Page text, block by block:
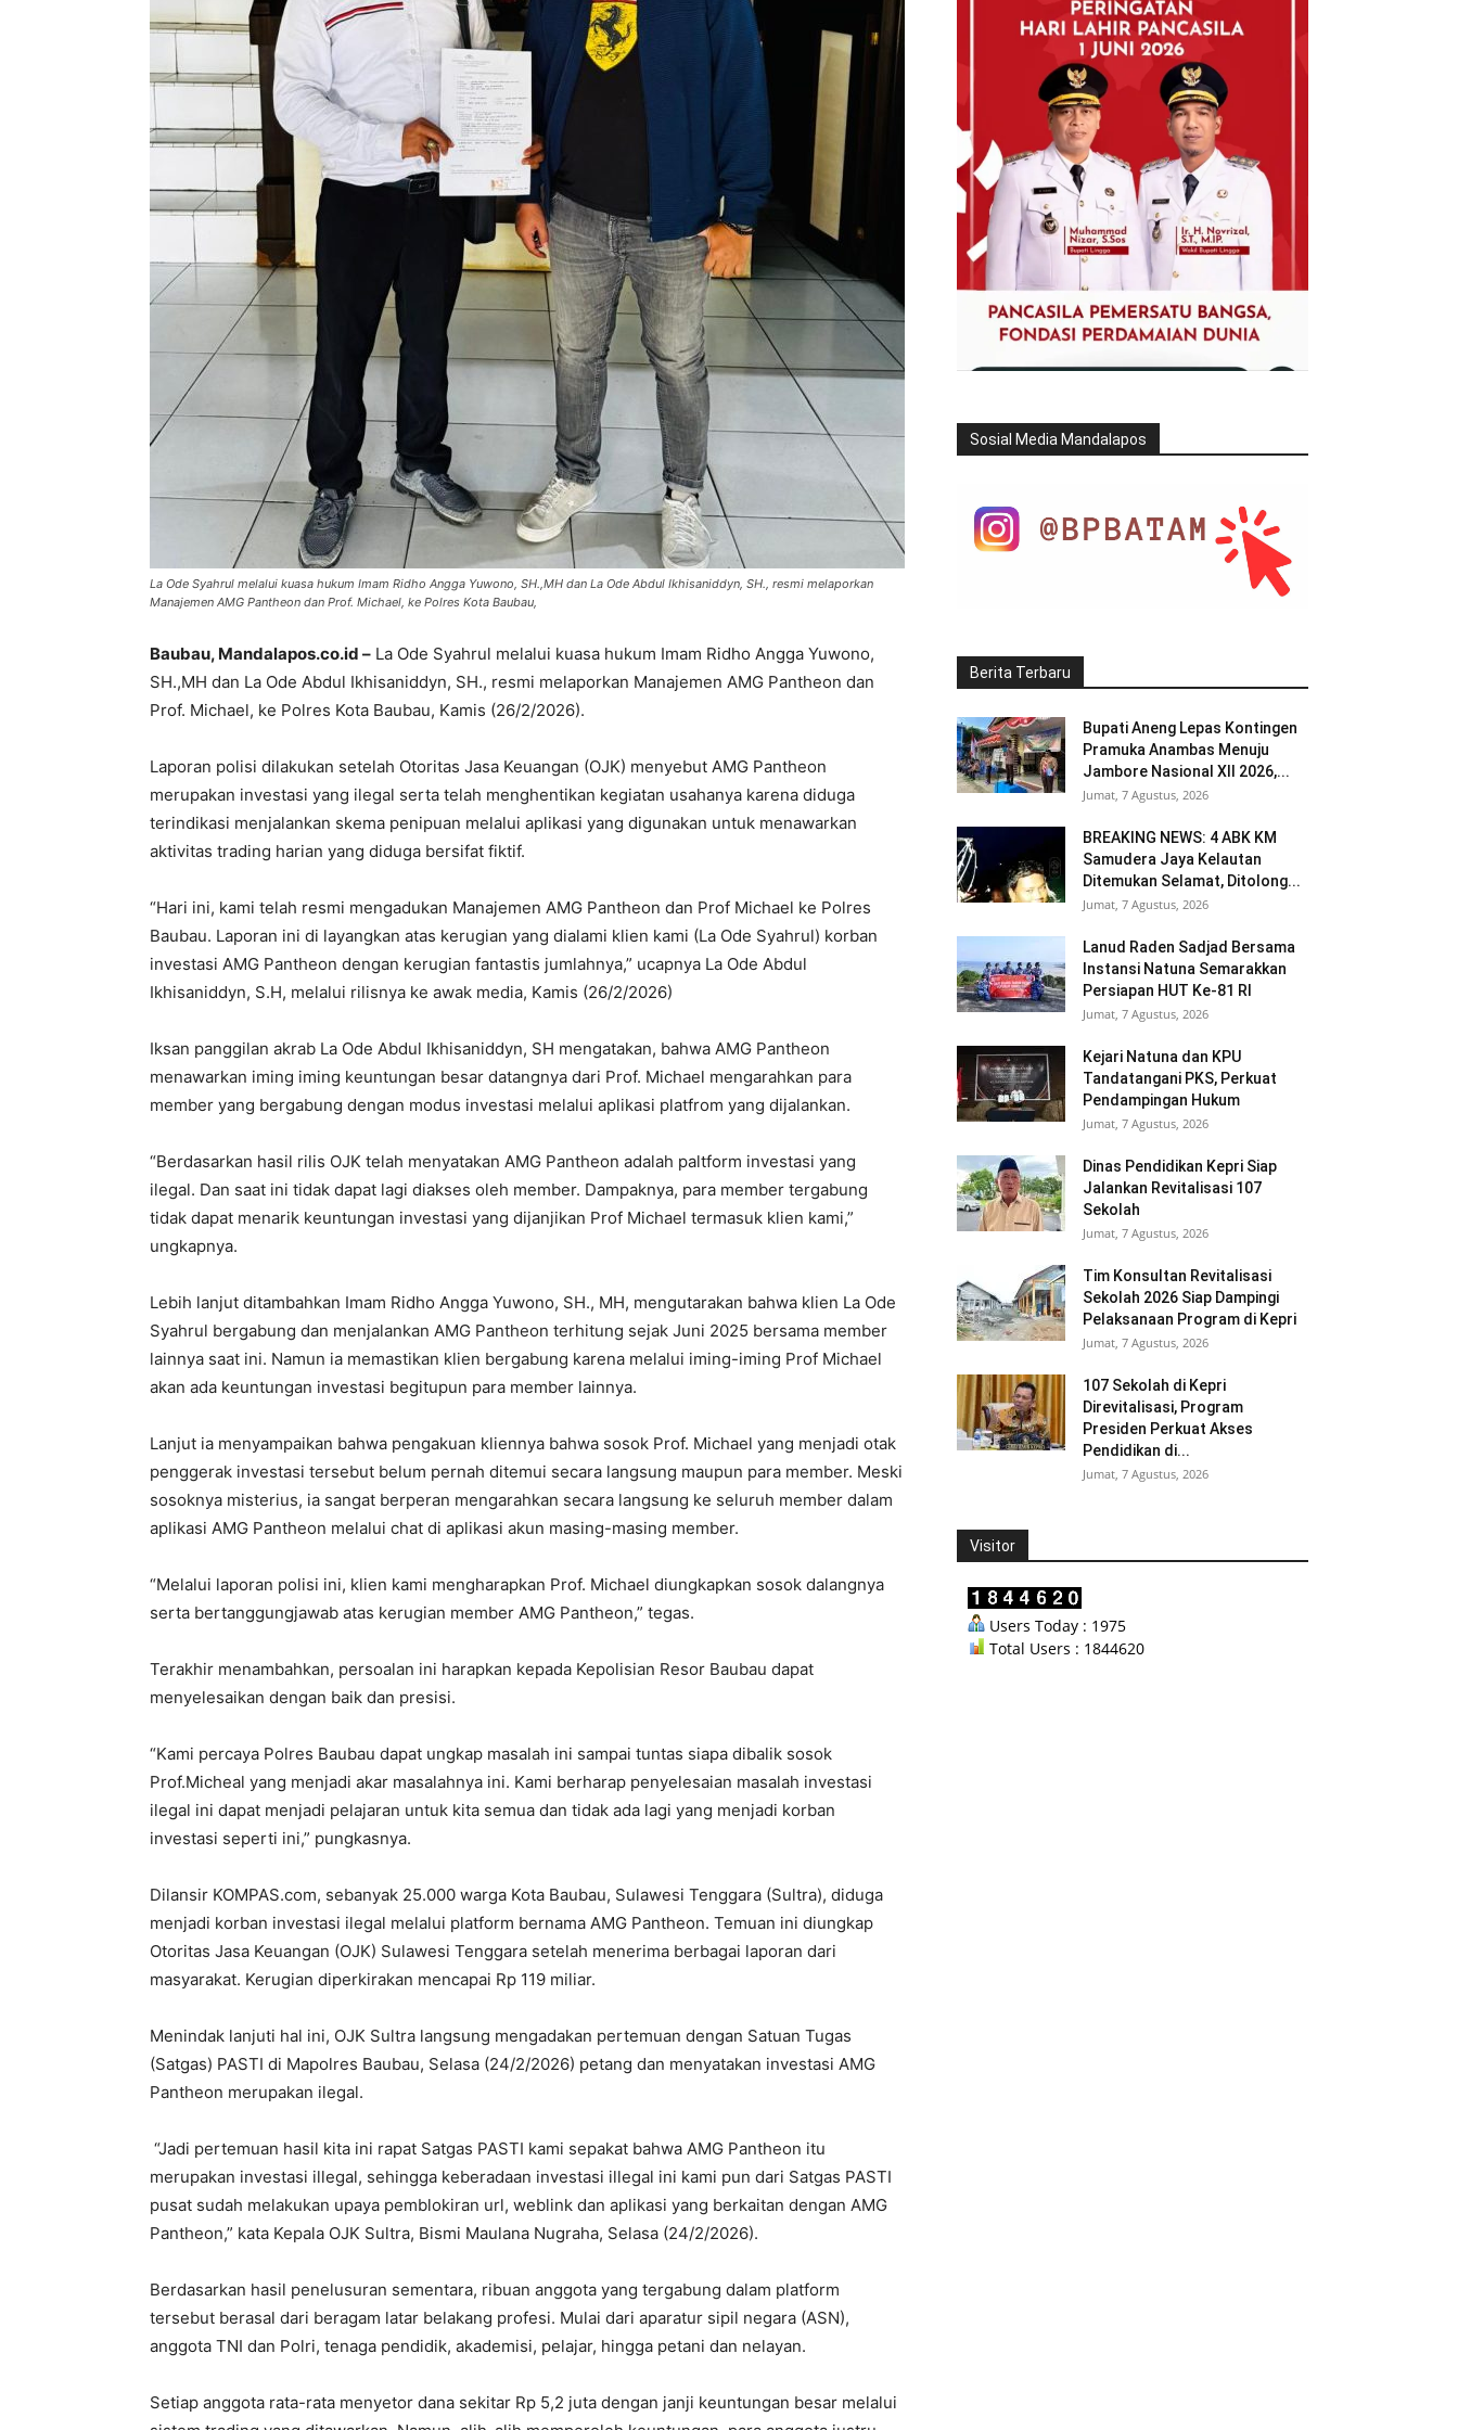
La Ode Syahrul melalui kuasa hukum Imam Ridho Angga Yuwono, SH.,MH dan La Ode Abdul Ikhisaniddyn, SH., resmi melaporkan
Manajemen AMG Pantheon dan Prof. Michael, ke Polres Kota Baubau,
Baubau, Mandalapos.co.id – La Ode Syahrul melalui kuasa hukum Imam Ridho Angga Yuwono,
SH.,MH dan La Ode Abdul Ikhisaniddyn, SH., resmi melaporkan Manajemen AMG Pantheon dan
Prof. Michael, ke Polres Kota Baubau, Kamis (26/2/2026).
Laporan polisi dilakukan setelah Otoritas Jasa Keuangan (OJK) menyebut AMG Pantheon
merupakan investasi yang ilegal serta telah menghentikan kegiatan usahanya karena diduga
terindikasi menjalankan skema penipuan melalui aplikasi yang digunakan untuk menawarkan
aktivitas trading harian yang diduga bersifat fiktif.
“Hari ini, kami telah resmi mengadukan Manajemen AMG Pantheon dan Prof Michael ke Polres
Baubau. Laporan ini di layangkan atas kerugian yang dialami klien kami (La Ode Syahrul) korban
investasi AMG Pantheon dengan kerugian fantastis jumlahnya,” ucapnya La Ode Abdul
Ikhisaniddyn, S.H, melalui rilisnya ke awak media, Kamis (26/2/2026)
Iksan panggilan akrab La Ode Abdul Ikhisaniddyn, SH mengatakan, bahwa AMG Pantheon
menawarkan iming iming keuntungan besar datangnya dari Prof. Michael mengarahkan para
member yang bergabung dengan modus investasi melalui aplikasi platfrom yang dijalankan.
“Berdasarkan hasil rilis OJK telah menyatakan AMG Pantheon adalah paltform investasi yang
ilegal. Dan saat ini tidak dapat lagi diakses oleh member. Dampaknya, para member tergabung
tidak dapat menarik keuntungan investasi yang dijanjikan Prof Michael termasuk klien kami,”
ungkapnya.
Lebih lanjut ditambahkan Imam Ridho Angga Yuwono, SH., MH, mengutarakan bahwa klien La Ode
Syahrul bergabung dan menjalankan AMG Pantheon terhitung sejak Juni 2025 bersama member
lainnya saat ini. Namun ia memastikan klien bergabung karena melalui iming-iming Prof Michael
akan ada keuntungan investasi begitupun para member lainnya.
Lanjut ia menyampaikan bahwa pengakuan kliennya bahwa sosok Prof. Michael yang menjadi otak
penggerak investasi tersebut belum pernah ditemui secara langsung maupun para member. Meski
sosoknya misterius, ia sangat berperan mengarahkan secara langsung ke seluruh member dalam
aplikasi AMG Pantheon melalui chat di aplikasi akun masing-masing member.
“Melalui laporan polisi ini, klien kami mengharapkan Prof. Michael diungkapkan sosok dalangnya
serta bertanggungjawab atas kerugian member AMG Pantheon,” tegas.
Terakhir menambahkan, persoalan ini harapkan kepada Kepolisian Resor Baubau dapat
menyelesaikan dengan baik dan presisi.
“Kami percaya Polres Baubau dapat ungkap masalah ini sampai tuntas siapa dibalik sosok
Prof.Micheal yang menjadi akar masalahnya ini. Kami berharap penyelesaian masalah investasi
ilegal ini dapat menjadi pelajaran untuk kita semua dan tidak ada lagi yang menjadi korban
investasi seperti ini,” pungkasnya.
Dilansir KOMPAS.com, sebanyak 25.000 warga Kota Baubau, Sulawesi Tenggara (Sultra), diduga
menjadi korban investasi ilegal melalui platform bernama AMG Pantheon. Temuan ini diungkap
Otoritas Jasa Keuangan (OJK) Sulawesi Tenggara setelah menerima berbagai laporan dari
masyarakat. Kerugian diperkirakan mencapai Rp 119 miliar.
Menindak lanjuti hal ini, OJK Sultra langsung mengadakan pertemuan dengan Satuan Tugas
(Satgas) PASTI di Mapolres Baubau, Selasa (24/2/2026) petang dan menyatakan investasi AMG
Pantheon merupakan ilegal.
“Jadi pertemuan hasil kita ini rapat Satgas PASTI kami sepakat bahwa AMG Pantheon itu
merupakan investasi illegal, sehingga keberadaan investasi illegal ini kami pun dari Satgas PASTI
pusat sudah melakukan upaya pemblokiran url, weblink dan aplikasi yang berkaitan dengan AMG
Pantheon,” kata Kepala OJK Sultra, Bismi Maulana Nugraha, Selasa (24/2/2026).
Berdasarkan hasil penelusuran sementara, ribuan anggota yang tergabung dalam platform
tersebut berasal dari beragam latar belakang profesi. Mulai dari aparatur sipil negara (ASN),
anggota TNI dan Polri, tenaga pendidik, akademisi, pelajar, hingga petani dan nelayan.
Setiap anggota rata-rata menyetor dana sekitar Rp 5,2 juta dengan janji keuntungan besar melalui
Sosial Media Mandalapos
Berita Terbaru
Bupati Aneng Lepas Kontingen
Pramuka Anambas Menuju
Jambore Nasional XII 2026,...
Jumat, 7 Agustus, 2026
BREAKING NEWS: 4 ABK KM
Samudera Jaya Kelautan
Ditemukan Selamat, Ditolong...
Jumat, 7 Agustus, 2026
Lanud Raden Sadjad Bersama
Instansi Natuna Semarakkan
Persiapan HUT Ke-81 RI
Jumat, 7 Agustus, 2026
Kejari Natuna dan KPU
Tandatangani PKS, Perkuat
Pendampingan Hukum
Jumat, 7 Agustus, 2026
Dinas Pendidikan Kepri Siap
Jalankan Revitalisasi 107
Sekolah
Jumat, 7 Agustus, 2026
Tim Konsultan Revitalisasi
Sekolah 2026 Siap Dampingi
Pelaksanaan Program di Kepri
Jumat, 7 Agustus, 2026
107 Sekolah di Kepri
Direvitalisasi, Program
Presiden Perkuat Akses
Pendidikan di...
Jumat, 7 Agustus, 2026
Visitor
Users Today : 1975
Total Users : 1844620